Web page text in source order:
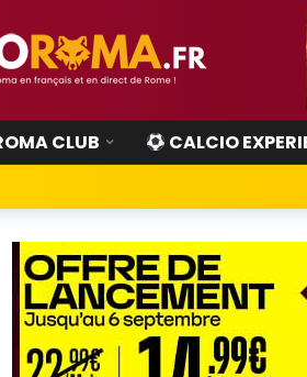
CLUB CALCIO